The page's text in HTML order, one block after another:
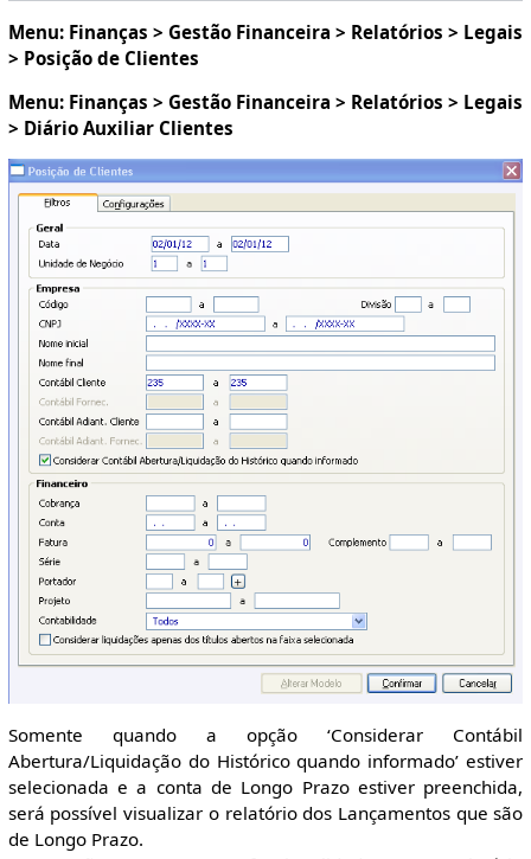
Menu: Finanças > Gestão Financeira > Relatórios > Legais
> Posição de Clientes
Menu: Finanças > Gestão Financeira > Relatórios > Legais
> Diário Auxiliar Clientes
Somente quando a opção ‘Considerar Contábil
Abertura/Liquidação do Histórico quando informado’ estiver
selecionada e a conta de Longo Prazo estiver preenchida,
será possível visualizar o relatório dos Lançamentos que são
de Longo Prazo.